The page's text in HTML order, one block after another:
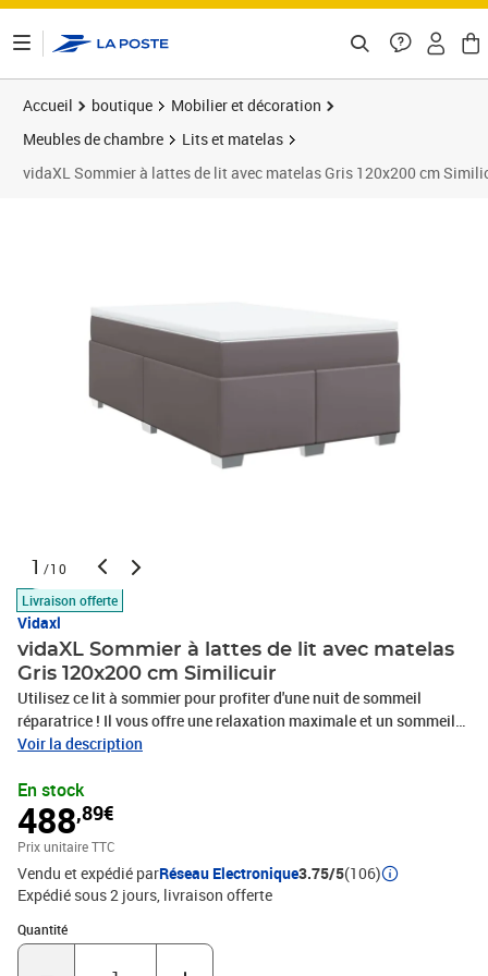
Accueil boutique
Mobilier et décoration
Meubles de chambre
Lits et matelas
vidaXL Sommier à lattes de lit avec matelas Gris 120x200 cm
1 /10
Livraison offerte
Vidaxl
vidaXL Sommier à lattes de lit avec matelas
Gris 120x200 cm Similicuir
Utilisez ce lit à sommier pour profiter d'une nuit de sommeil
réparatrice ! Il vous offre une relaxation maximale et un sommeil
agréable. Similicuir durable : le similicuir de qualité supérieure est
facile à nettoyer avec un chiffon humide. La surface lisse donne
également un aspect luxueux et la beauté du cuir
véritable.Matelas à ressorts ensachés : ce matelas à ressorts
ensachés comporte des ressorts ensachés individuels qui
fonctionnent indépendamment pour offrir un soutien personnalisé
en réagissant uniquement à la pression exercée dans chaque zone.
Cette conception empêche « l'enroulement » et réduit le transfert
de mouvement par rapport aux matelas traditionnels à ressorts
Voir la description
En stock
488,89€
Prix unitaire TTC
Vendu et expédié parRéseau Electronique3.75/5(106)
Expédié sous 2 jours livraison offerte
Quantité
Quantité : 1